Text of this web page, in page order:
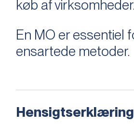
køb af virksomheder.
En MO er essentiel
ensartede metoder.